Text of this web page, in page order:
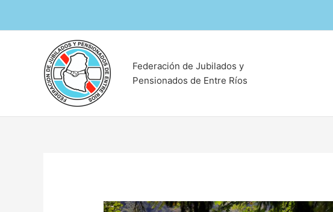
Federación de Jubilados y
Pensionados de Entre Ríos